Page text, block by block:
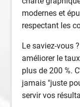
modernes et
respectant les
Le saviez-vous
améliorer le
plus de 200 %.
jamais "juste
servir vos